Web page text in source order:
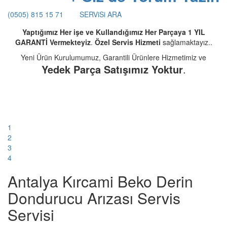
(0505) 815 15 71
SERViSi ARA
Yaptığımız Her işe ve Kullandığımız Her Parçaya 1 YIL
GARANTİ Vermekteyiz. Özel Servis Hizmeti sağlamaktayız..
Yeni Ürün Kurulumumuz, Garantili Ürünlere Hizmetimiz ve
Yedek Parça Satışımız Yoktur.
1
2
3
4
Antalya Kırcami Beko Derin
Dondurucu Arızası Servis
Servisi